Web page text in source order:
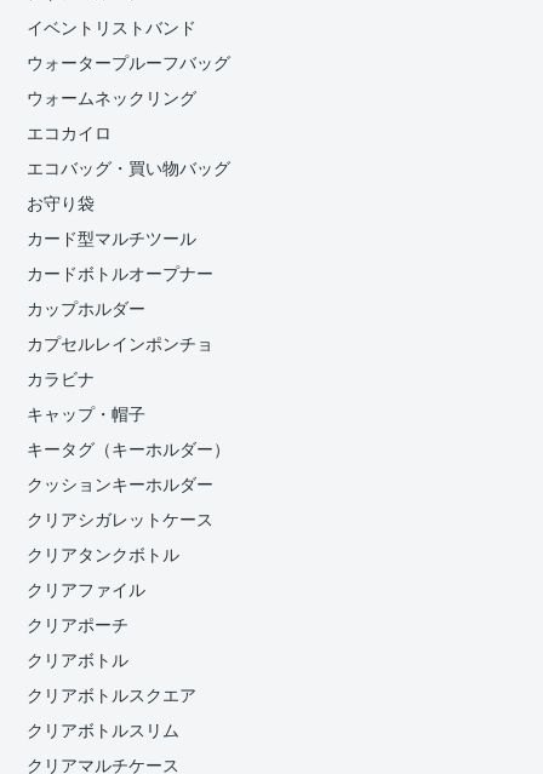
イベントリストバンド
ウォータープルーフバッグ
ウォームネックリング
エコカイロ
エコバッグ・買い物バッグ
お守り袋
カード型マルチツール
カードボトルオープナー
カップホルダー
カプセルレインポンチョ
カラビナ
キャップ・帽子
キータグ（キーホルダー）
クッションキーホルダー
クリアシガレットケース
クリアタンクボトル
クリアファイル
クリアポーチ
クリアボトル
クリアボトルスクエア
クリアボトルスリム
クリアマルチケース